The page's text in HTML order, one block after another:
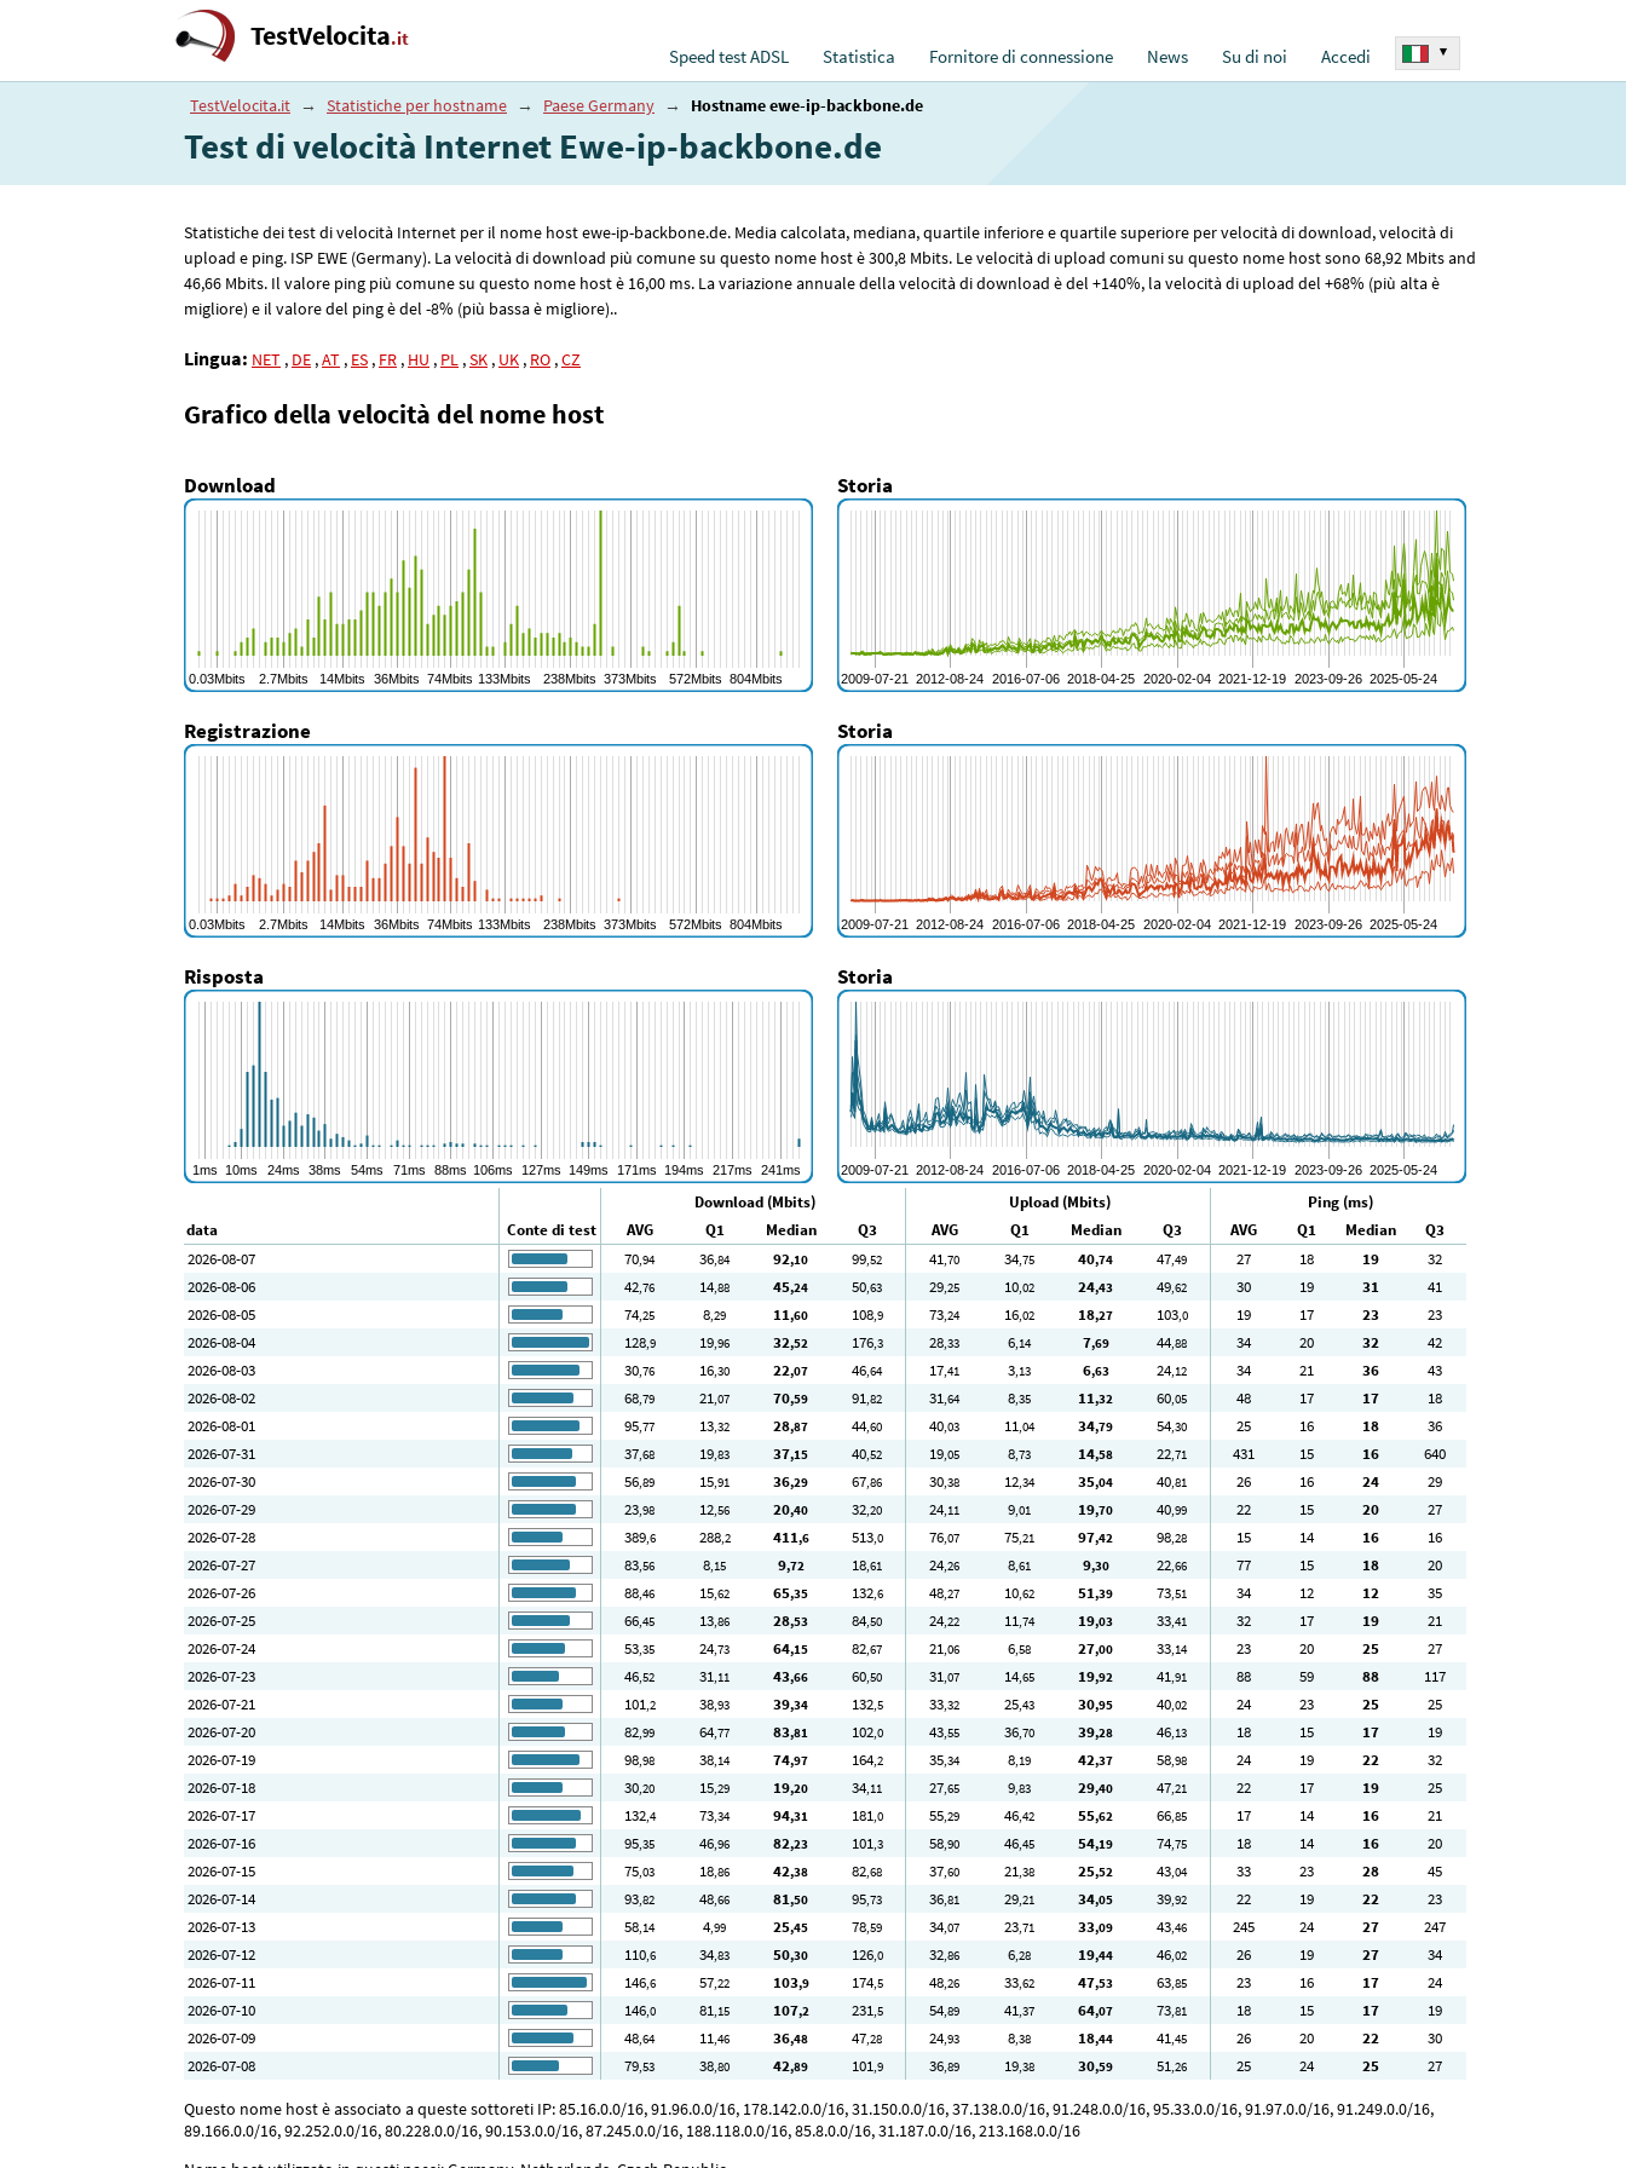
TestVelocita.it
Speed test ADSL Statistica Fornitore di connessione News Su di noi Accedi ▾
TestVelocita.it → Statistiche per hostname → Paese Germany → Hostname ewe-ip-backbone.de
Test di velocità Internet Ewe-ip-backbone.de
Statistiche dei test di velocità Internet per il nome host ewe-ip-backbone.de. Media calcolata, mediana, quartile inferiore e quartile superiore per velocità di download, velocità di
upload e ping. ISP EWE (Germany). La velocità di download più comune su questo nome host è 300,8 Mbits. Le velocità di upload comuni su questo nome host sono 68,92 Mbits and
46,66 Mbits. Il valore ping più comune su questo nome host è 16,00 ms. La variazione annuale della velocità di download è del +140%, la velocità di upload del +68% (più alta è
migliore) e il valore del ping è del -8% (più bassa è migliore)..
Lingua: NET , DE ,AT , ES , FR , HU , PL ,SK , UK , RO ,CZ
Grafico della velocità del nome host
Download Storia
Registrazione Storia
Risposta Storia
Download (Mbits) Upload (Mbits)
Ping (ms)
data
Conte di test AVG Q1 Median Q3 AVG Q1 Median Q3 AVG Q1 Median
Q3
2026-08-07
70,94 36,84 92,10 99,52 41,70 34,75 40,74 47,49 27 18 19
32
2026-08-06
42,76 14,88 45,24 50,63 29,25 10,02 24,43 49,62 30 19 31
41
2026-08-05
74,25 8,29 11,60 108,9 73,24 16,02 18,27 103,0 19 17 23
23
2026-08-04
128,9 19,96 32,52 176,3 28,33 6,14 7,69 44,88 34 20 32
42
2026-08-03
30,76 16,30 22,07 46,64 17,41 3,13 6,63 24,12 34 21 36
43
2026-08-02
68,79 21,07 70,59 91,82 31,64 8,35 11,32 60,05 48 17 17
18
2026-08-01
95,77 13,32 28,87 44,60 40,03 11,04 34,79 54,30 25 16 18
36
2026-07-31
37,68 19,83 37,15 40,52 19,05 8,73 14,58 22,71 431 15 16
640
2026-07-30
56,89 15,91 36,29 67,86 30,38 12,34 35,04 40,81 26 16 24
29
2026-07-29
23,98 12,56 20,40 32,20 24,11 9,01 19,70 40,99 22 15 20
27
2026-07-28
389,6 288,2 411,6 513,0 76,07 75,21 97,42 98,28 15 14 16
16
2026-07-27
83,56 8,15 9,72 18,61 24,26 8,61 9,30 22,66 77 15 18
20
2026-07-26
88,46 15,62 65,35 132,6 48,27 10,62 51,39 73,51 34 12 12
35
2026-07-25
66,45 13,86 28,53 84,50 24,22 11,74 19,03 33,41 32 17 19
21
2026-07-24
53,35 24,73 64,15 82,67 21,06 6,58 27,00 33,14 23 20 25
27
2026-07-23
46,52 31,11 43,66 60,50 31,07 14,65 19,92 41,91 88 59 88
117
2026-07-21
101,2 38,93 39,34 132,5 33,32 25,43 30,95 40,02 24 23 25
25
2026-07-20
82,99 64,77 83,81 102,0 43,55 36,70 39,28 46,13 18 15 17
19
2026-07-19
98,98 38,14 74,97 164,2 35,34 8,19 42,37 58,98 24 19 22
32
2026-07-18
30,20 15,29 19,20 34,11 27,65 9,83 29,40 47,21 22 17 19
25
2026-07-17
132,4 73,34 94,31 181,0 55,29 46,42 55,62 66,85 17 14 16
21
2026-07-16
95,35 46,96 82,23 101,3 58,90 46,45 54,19 74,75 18 14 16
20
2026-07-15
75,03 18,86 42,38 82,68 37,60 21,38 25,52 43,04 33 23 28
45
2026-07-14
93,82 48,66 81,50 95,73 36,81 29,21 34,05 39,92 22 19 22
23
2026-07-13
58,14 4,99 25,45 78,59 34,07 23,71 33,09 43,46 245 24 27
247
2026-07-12
110,6 34,83 50,30 126,0 32,86 6,28 19,44 46,02 26 19 27
34
2026-07-11
146,6 57,22 103,9 174,5 48,26 33,62 47,53 63,85 23 16 17
24
2026-07-10
146,0 81,15 107,2 231,5 54,89 41,37 64,07 73,81 18 15 17
19
2026-07-09
48,64 11,46 36,48 47,28 24,93 8,38 18,44 41,45 26 20 22
30
2026-07-08
79,53 38,80 42,89 101,9 36,89 19,38 30,59 51,26 25 24 25 27
Questo nome host è associato a queste sottoreti IP: 85.16.0.0/16, 91.96.0.0/16, 178.142.0.0/16, 31.150.0.0/16, 37.138.0.0/16, 91.248.0.0/16, 95.33.0.0/16, 91.97.0.0/16, 91.249.0.0/16,
89.166.0.0/16, 92.252.0.0/16, 80.228.0.0/16, 90.153.0.0/16, 87.245.0.0/16, 188.118.0.0/16, 85.8.0.0/16, 31.187.0.0/16, 213.168.0.0/16